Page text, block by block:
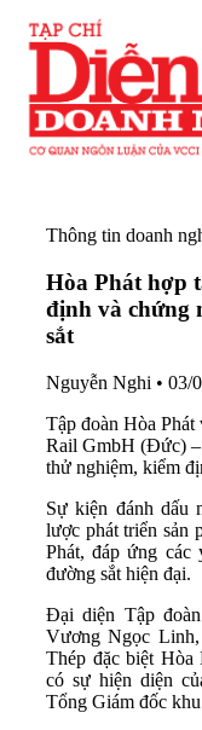
Thông tin doanh
Hòa Phát hợp
định và chứng
sắt
Nguyễn Nghi • 03/
Tập đoàn Hòa
Rail GmbH (Đức)
thử nghiệm, kiểm
Sự kiện đánh dấu
lược phát triển sản
Phát, đáp ứng các
đường sắt hiện đại.
Đại diện Tập
Vương Ngọc
Thép đặc biệt
có sự hiện diện
Tổng Giám đốc